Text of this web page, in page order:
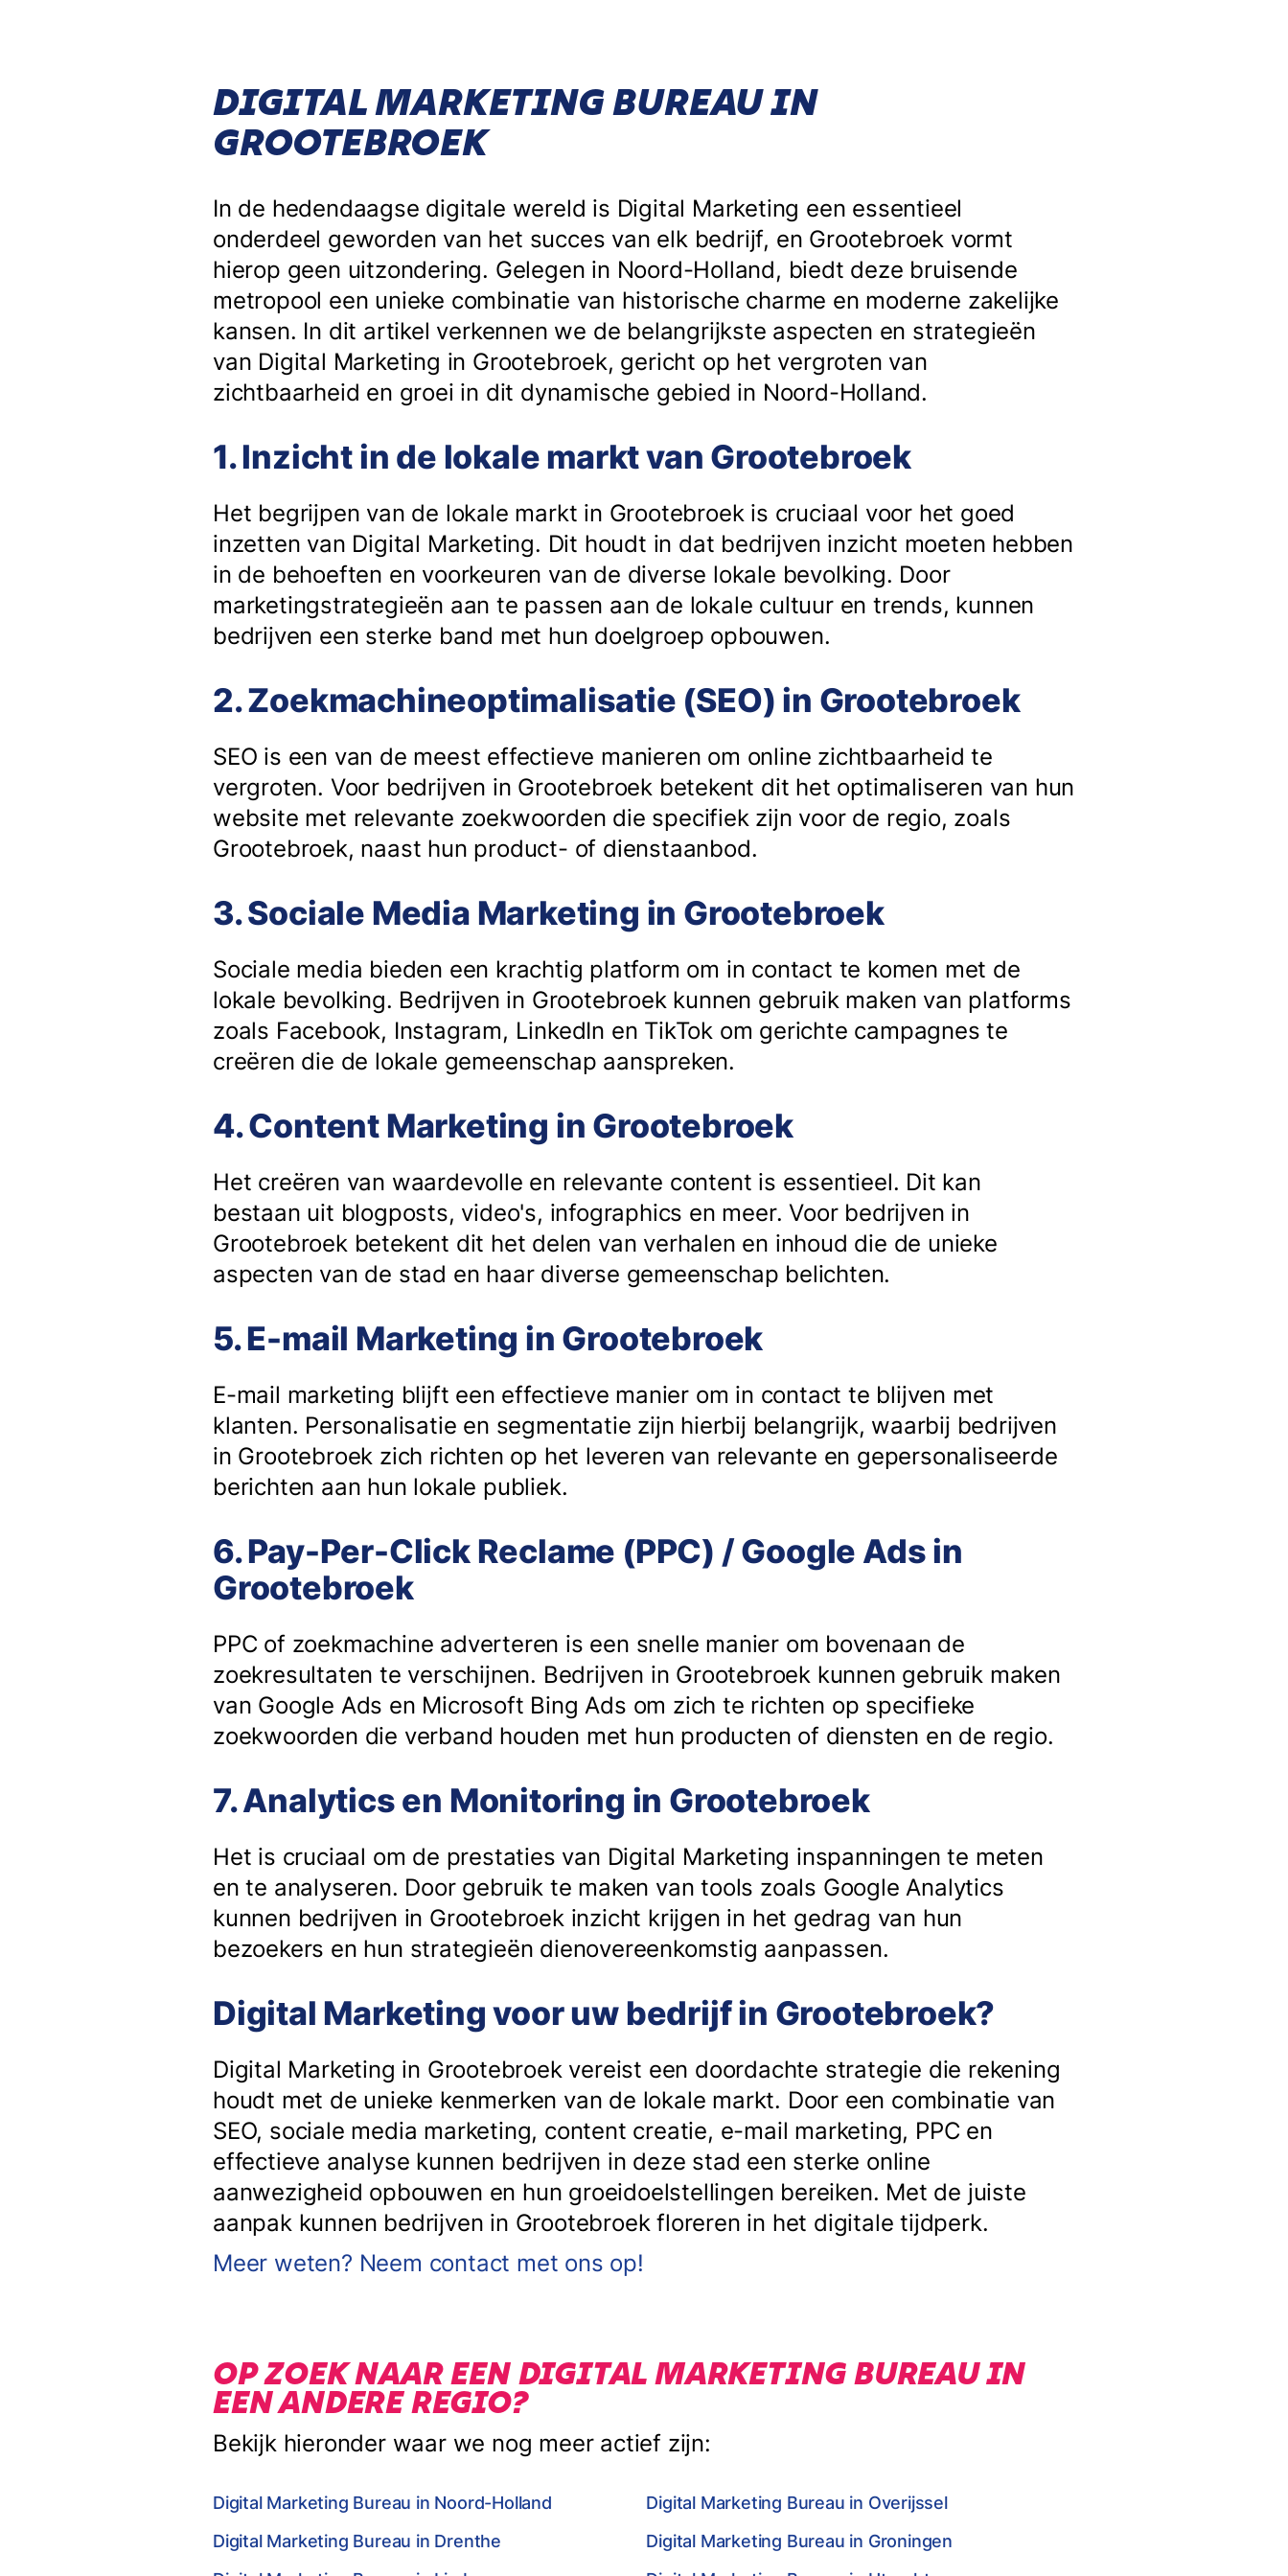
DIGITAL MARKETING BUREAU IN
GROOTEBROEK
In de hedendaagse digitale wereld is Digital Marketing een essentieel
onderdeel geworden van het succes van elk bedrijf, en Grootebroek vormt
hierop geen uitzondering. Gelegen in Noord-Holland, biedt deze bruisende
metropool een unieke combinatie van historische charme en moderne zakelijke
kansen. In dit artikel verkennen we de belangrijkste aspecten en strategieën
van Digital Marketing in Grootebroek, gericht op het vergroten van
zichtbaarheid en groei in dit dynamische gebied in Noord-Holland.
1. Inzicht in de lokale markt van Grootebroek
Het begrijpen van de lokale markt in Grootebroek is cruciaal voor het goed
inzetten van Digital Marketing. Dit houdt in dat bedrijven inzicht moeten hebben
in de behoeften en voorkeuren van de diverse lokale bevolking. Door
marketingstrategieën aan te passen aan de lokale cultuur en trends, kunnen
bedrijven een sterke band met hun doelgroep opbouwen.
2. Zoekmachineoptimalisatie (SEO) in Grootebroek
SEO is een van de meest effectieve manieren om online zichtbaarheid te
vergroten. Voor bedrijven in Grootebroek betekent dit het optimaliseren van hun
website met relevante zoekwoorden die specifiek zijn voor de regio, zoals
Grootebroek, naast hun product- of dienstaanbod.
3. Sociale Media Marketing in Grootebroek
Sociale media bieden een krachtig platform om in contact te komen met de
lokale bevolking. Bedrijven in Grootebroek kunnen gebruik maken van platforms
zoals Facebook, Instagram, LinkedIn en TikTok om gerichte campagnes te
creëren die de lokale gemeenschap aanspreken.
4. Content Marketing in Grootebroek
Het creëren van waardevolle en relevante content is essentieel. Dit kan
bestaan uit blogposts, video's, infographics en meer. Voor bedrijven in
Grootebroek betekent dit het delen van verhalen en inhoud die de unieke
aspecten van de stad en haar diverse gemeenschap belichten.
5. E-mail Marketing in Grootebroek
E-mail marketing blijft een effectieve manier om in contact te blijven met
klanten. Personalisatie en segmentatie zijn hierbij belangrijk, waarbij bedrijven
in Grootebroek zich richten op het leveren van relevante en gepersonaliseerde
berichten aan hun lokale publiek.
6. Pay-Per-Click Reclame (PPC) / Google Ads in
Grootebroek
PPC of zoekmachine adverteren is een snelle manier om bovenaan de
zoekresultaten te verschijnen. Bedrijven in Grootebroek kunnen gebruik maken
van Google Ads en Microsoft Bing Ads om zich te richten op specifieke
zoekwoorden die verband houden met hun producten of diensten en de regio.
7. Analytics en Monitoring in Grootebroek
Het is cruciaal om de prestaties van Digital Marketing inspanningen te meten
en te analyseren. Door gebruik te maken van tools zoals Google Analytics
kunnen bedrijven in Grootebroek inzicht krijgen in het gedrag van hun
bezoekers en hun strategieën dienovereenkomstig aanpassen.
Digital Marketing voor uw bedrijf in Grootebroek?
Digital Marketing in Grootebroek vereist een doordachte strategie die rekening
houdt met de unieke kenmerken van de lokale markt. Door een combinatie van
SEO, sociale media marketing, content creatie, e-mail marketing, PPC en
effectieve analyse kunnen bedrijven in deze stad een sterke online
aanwezigheid opbouwen en hun groeidoelstellingen bereiken. Met de juiste
aanpak kunnen bedrijven in Grootebroek floreren in het digitale tijdperk.
Meer weten? Neem contact met ons op!
OP ZOEK NAAR EEN DIGITAL MARKETING BUREAU IN
EEN ANDERE REGIO?
Bekijk hieronder waar we nog meer actief zijn:
Digital Marketing Bureau in Noord-Holland
Digital Marketing Bureau in Overijssel
Digital Marketing Bureau in Drenthe
Digital Marketing Bureau in Groningen